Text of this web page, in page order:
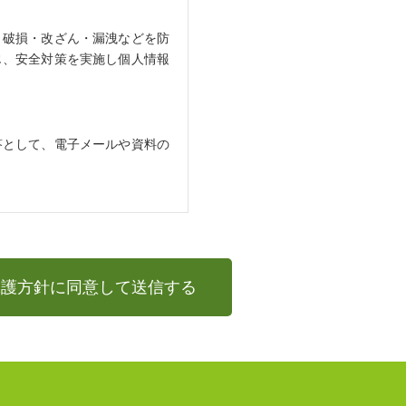
損・改ざん・漏洩などを防
安全対策を実施し個人情報
して、電子メールや資料の
方針に同意して送信する